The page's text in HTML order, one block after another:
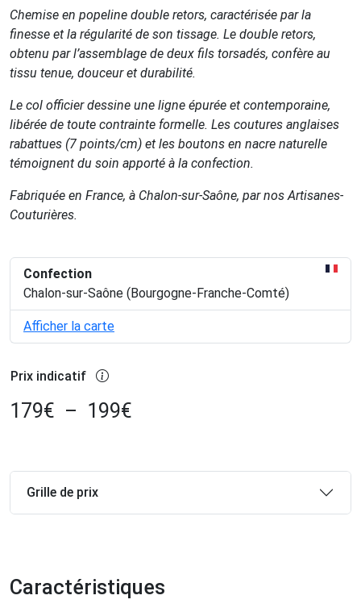
Chemise en popeline double retors, caractérisée par la
finesse et la régularité de son tissage. Le double retors,
obtenu par l’assemblage de deux fils torsadés, confère au
tissu tenue, douceur et durabilité.
Le col officier dessine une ligne épurée et contemporaine,
libérée de toute contrainte formelle. Les coutures anglaises
rabattues (7 points/cm) et les boutons en nacre naturelle
témoignent du soin apporté à la confection.
Fabriquée en France, à Chalon-sur-Saône, par nos Artisanes-
Couturières.
Confection
Chalon-sur-Saône (Bourgogne-Franche-Comté)
Afficher la carte
Prix indicatif
179€ – 199€
Grille de prix
Caractéristiques